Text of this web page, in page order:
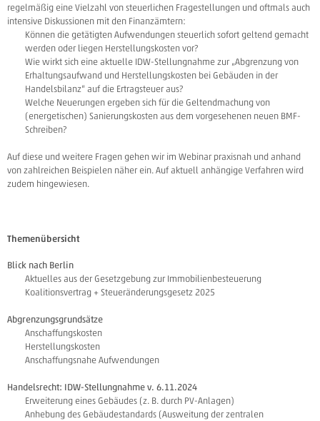
regelmäßig eine Vielzahl von steuerlichen Fragestellungen und oftmals auch
intensive Diskussionen mit den Finanzämtern:
Können die getätigten Aufwendungen steuerlich sofort geltend gemacht
werden oder liegen Herstellungskosten vor?
Wie wirkt sich eine aktuelle IDW-Stellungnahme zur „Abgrenzung von
Erhaltungsaufwand und Herstellungskosten bei Gebäuden in der
Handelsbilanz“ auf die Ertragsteuer aus?
Welche Neuerungen ergeben sich für die Geltendmachung von
(energetischen) Sanierungskosten aus dem vorgesehenen neuen BMF-
Schreiben?
Auf diese und weitere Fragen gehen wir im Webinar praxisnah und anhand
von zahlreichen Beispielen näher ein. Auf aktuell anhängige Verfahren wird
zudem hingewiesen.
Themenübersicht
Blick nach Berlin
Aktuelles aus der Gesetzgebung zur Immobilienbesteuerung
Koalitionsvertrag + Steueränderungsgesetz 2025
Abgrenzungsgrundsätze
Anschaffungskosten
Herstellungskosten
Anschaffungsnahe Aufwendungen
Handelsrecht: IDW-Stellungnahme v. 6.11.2024
Erweiterung eines Gebäudes (z. B. durch PV-Anlagen)
Anhebung des Gebäudestandards (Ausweitung der zentralen